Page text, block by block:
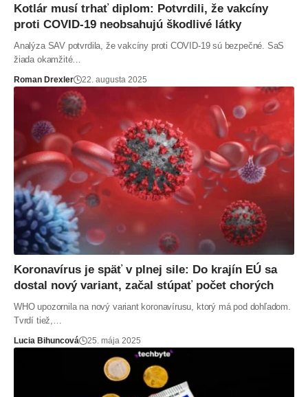
Kotlár musí trhať diplom: Potvrdili, že vakcíny
proti COVID-19 neobsahujú škodlivé látky
Analýza SAV potvrdila, že vakcíny proti COVID-19 sú bezpečné. SaS
žiada okamžité…
Roman Drexler 22. augusta 2025
Koronavírus je späť v plnej sile: Do krajín EÚ sa
dostal nový variant, začal stúpať počet chorých
WHO upozornila na nový variant koronavírusu, ktorý má pod dohľadom.
Tvrdí tiež,…
Lucia Bihuncová 25. mája 2025